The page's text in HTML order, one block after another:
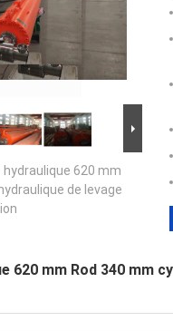
hydraulique 620 mm
de levage
620 mm Rod 340 mm